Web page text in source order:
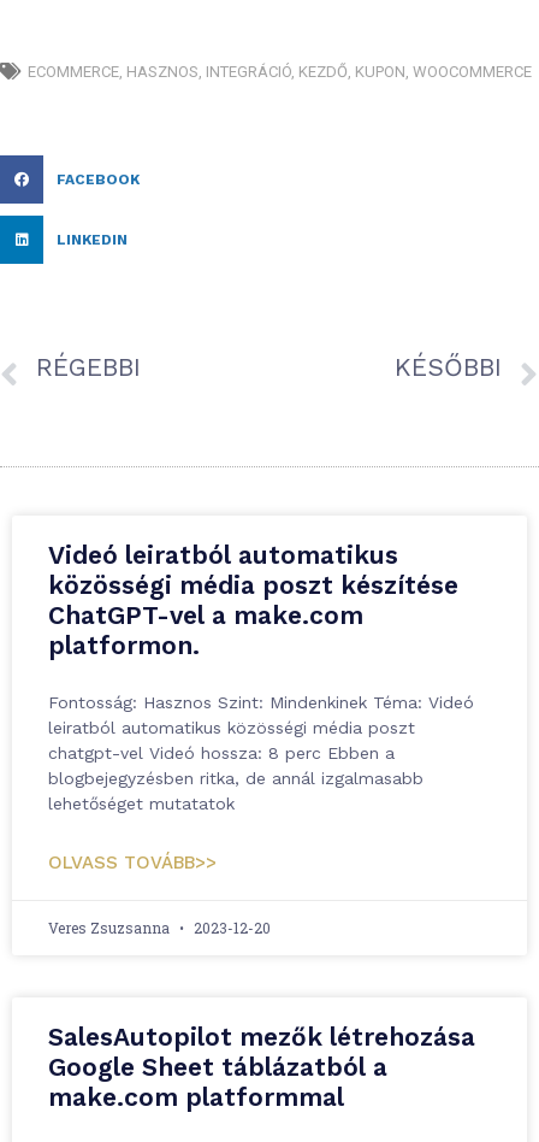
ECOMMERCE HASZNOS INTEGRÁCIÓ KEZDŐ KUPON WOOCOMMERCE
FACEBOOK
LINKEDIN
RÉGEBBI KÉSŐBBI
Videó leiratból automatikus
közösségi média poszt készítése
ChatGPT-vel a make.com
platformon.
Fontosság: Hasznos Szint: Mindenkinek Téma: Videó
leiratból automatikus közösségi média poszt
chatgpt-vel Videó hossza: 8 perc Ebben a
blogbejegyzésben ritka, de annál izgalmasabb
lehetőséget mutatatok
OLVASS TOVÁBB>>
Veres Zsuzsanna 2023-12-20
SalesAutopilot mezők létrehozása
Google Sheet táblázatból a
make.com platformmal